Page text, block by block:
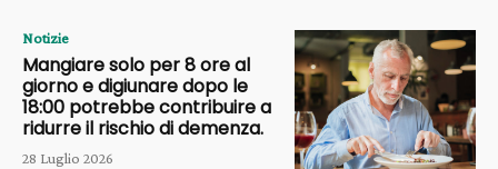
Notizie
Mangiare solo per 8 ore al
giorno e digiunare dopo le
18:00 potrebbe contribuire a
ridurre il rischio di demenza.
28 Luglio 2026